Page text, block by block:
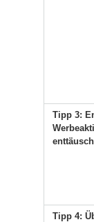
Tipp 3:
Tipp 4: